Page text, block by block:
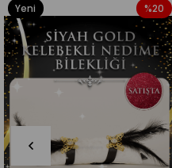
Yeni
Ürün